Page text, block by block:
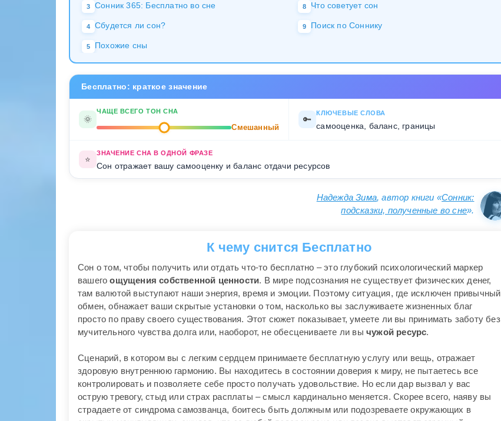
3 Сонник 365: Бесплатно во сне
4 Сбудется ли сон?
5 Похожие сны
8 Что советует сон
9 Поиск по Соннику
Бесплатно: краткое значение
🌞
ЧАЩЕ ВСЕГО ТОН СНА
Смешанный
🔑
КЛЮЧЕВЫЕ СЛОВА
самооценка, баланс, границы
⭐
ЗНАЧЕНИЕ СНА В ОДНОЙ ФРАЗЕ
Сон отражает вашу самооценку и баланс отдачи ресурсов
Надежда Зима, автор книги «Сонник:
подсказки, полученные во сне».
К чему снится Бесплатно
Сон о том, чтобы получить или отдать что-то бесплатно – это глубокий психологический маркер
вашегоощущения собственной ценности. В мире подсознания не существует физических денег,
там валютой выступают наши энергия, время и эмоции. Поэтому ситуация, где исключен привычный
обмен, обнажает ваши скрытые установки о том, насколько вы заслуживаете жизненных благ
просто по праву своего существования. Этот сюжет показывает, умеете ли вы принимать заботу без
мучительного чувства долга или, наоборот, не обесцениваете ли вычужой ресурс.
Сценарий, в котором вы с легким сердцем принимаете бесплатную услугу или вещь, отражает
здоровую внутреннюю гармонию. Вы находитесь в состоянии доверия к миру, не пытаетесь все
контролировать и позволяете себе просто получать удовольствие. Но если дар вызвал у вас
острую тревогу, стыд или страх расплаты – смысл кардинально меняется. Скорее всего, наяву вы
страдаете от синдрома самозванца, боитесь быть должным или подозреваете окружающих в